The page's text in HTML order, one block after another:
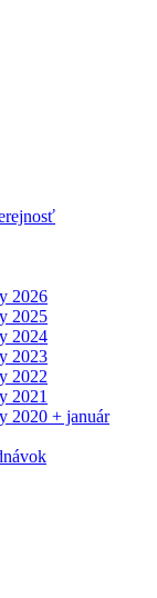
2026
2025
2024
2023
2022
2021
2020 + január